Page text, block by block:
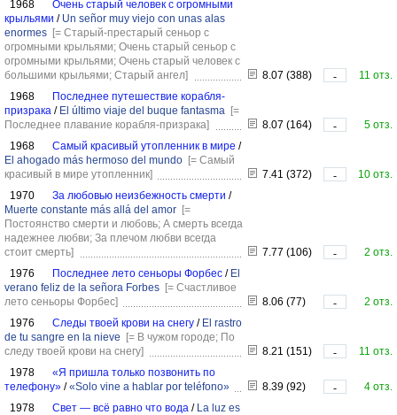
1968
Очень старый человек с огромными
крыльями / Un señor muy viejo con unas alas
enormes [= Старый-престарый сеньор с
огромными крыльями; Очень старый сеньор с
огромными крыльями; Очень старый человек с
большими крыльями; Старый ангел]
8.07 (388) -
11 отз.
1968
Последнее путешествие корабля-
призрака / El último viaje del buque fantasma [=
Последнее плавание корабля-призрака]
8.07 (164) -
5 отз.
1968
Самый красивый утопленник в мире /
El ahogado más hermoso del mundo [= Самый
красивый в мире утопленник]
7.41 (372) -
10 отз.
1970
За любовью неизбежность смерти /
Muerte constante más allá del amor [=
Постоянство смерти и любовь; А смерть всегда
надежнее любви; За плечом любви всегда
стоит смерть]
7.77 (106) -
2 отз.
1976
Последнее лето сеньоры Форбес / El
verano feliz de la señora Forbes [= Счастливое
лето сеньоры Форбес]
8.06 (77) -
2 отз.
1976
Следы твоей крови на снегу / El rastro
de tu sangre en la nieve
[= В чужом городе; По
следу твоей крови на снегу]
8.21 (151) -
11 отз.
1978
«Я пришла только позвонить по
телефону» /«Solo vine a hablar por teléfono» 8.39 (92) -
4 отз.
1978
Свет — всё равно что вода / La luz es